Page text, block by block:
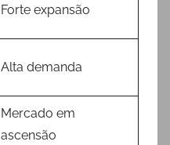
Forte expansão
Alta demanda
Mercado em
ascensão